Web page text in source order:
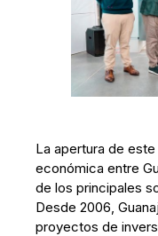
La apertura de
económica entre
de los principales
Desde 2006,
proyectos de